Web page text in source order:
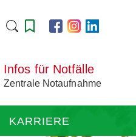
Suchen
Infos für Notfälle
Zentrale Notaufnahme
KARRIERE